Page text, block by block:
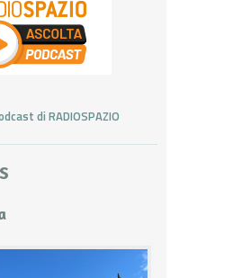
di RADIOSPAZIO